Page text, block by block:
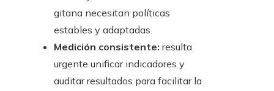
gitana necesitan políticas
estables y adaptadas.
Medición consistente: resulta
urgente unificar indicadores y
auditar resultados para facilitar la